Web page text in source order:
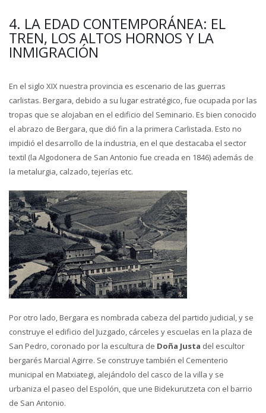
4. LA EDAD CONTEMPORÁNEA: EL
TREN, LOS ALTOS HORNOS Y LA
INMIGRACIÓN
En el siglo XIX nuestra provincia es escenario de las guerras
carlistas. Bergara, debido a su lugar estratégico, fue ocupada por las
tropas que se alojaban en el edificio del Seminario. Es bien conocido
el abrazo de Bergara, que dió fin a la primera Carlistada. Esto no
impidió el desarrollo de la industria, en el que destacaba el sector
textil (la Algodonera de San Antonio fue creada en 1846) además de
la metalurgia, calzado, tejerías etc.
Por otro lado, Bergara es nombrada cabeza del partido judicial, y se
construye el edificio del Juzgado, cárceles y escuelas en la plaza de
San Pedro, coronado por la escultura de Doña Justa del escultor
bergarés Marcial Agirre. Se construye también el Cementerio
municipal en Matxiategi, alejándolo del casco de la villa y se
urbaniza el paseo del Espolón, que une Bidekurutzeta con el barrio
de San Antonio.